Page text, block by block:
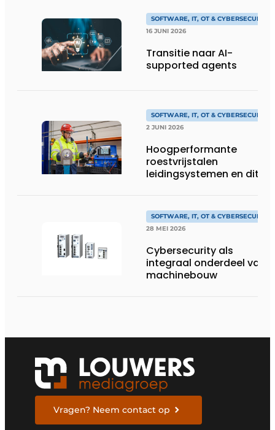
SOFTWARE, IT, OT & CYBERSECURITY
16 JUNI 2026
Transitie naar AI-
supported agents
SOFTWARE, IT, OT & CYBERSECURITY
2 JUNI 2026
Hoogperformante
roestvrijstalen
leidingsystemen en dito
SOFTWARE, IT, OT & CYBERSECURITY
28 MEI 2026
Cybersecurity als
integraal onderdeel van
machinebouw
Vragen? Neem contact op